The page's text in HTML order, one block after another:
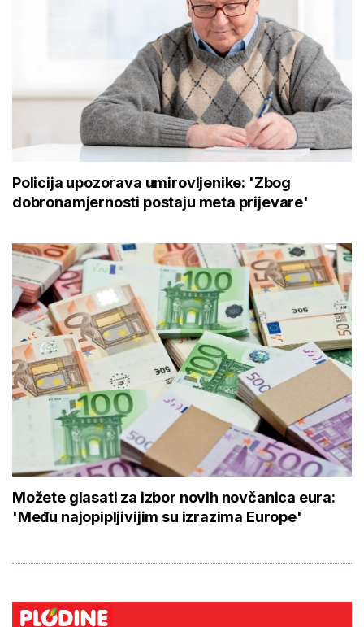
Policija upozorava umirovljenike: 'Zbog
dobronamjernosti postaju meta prijevare'
Možete glasati za izbor novih novčanica eura:
'Među najopipljivijim su izrazima Europe'